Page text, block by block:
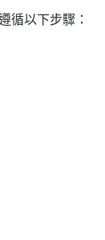
循以下步驟：